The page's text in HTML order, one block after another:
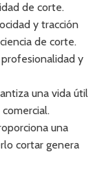
de corte.
y tracción
de corte.
y
una vida útil
una
cortar genera